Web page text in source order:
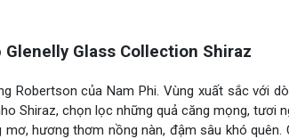
Glass Collection Shiraz
Robertson của Nam Phi. Vùng xuất sắc với
Shiraz, chọn lọc những quả căng mọng, tươi
hương thơm nồng nàn, đậm sâu khó